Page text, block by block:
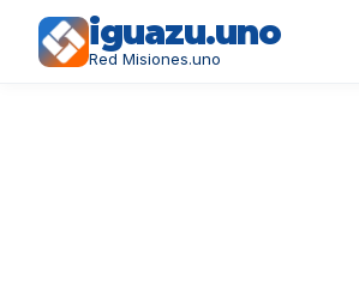
iguazu.uno
Red Misiones.uno